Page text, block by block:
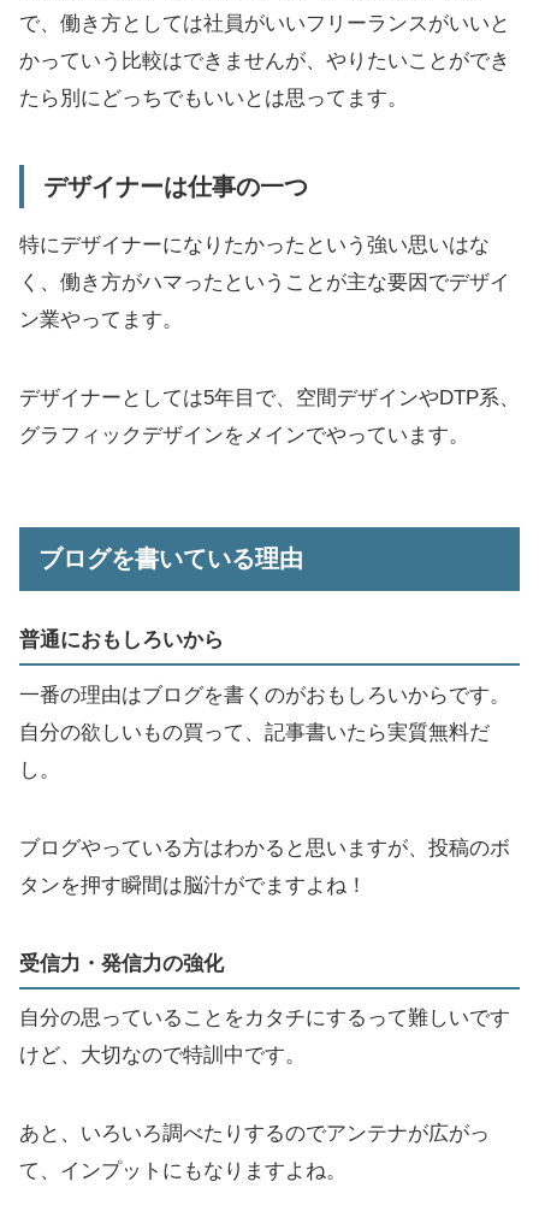
で、働き方としては社員がいいフリーランスがいいと
かっていう比較はできませんが、やりたいことができ
たら別にどっちでもいいとは思ってます。
デザイナーは仕事の一つ
特にデザイナーになりたかったという強い思いはな
く、働き方がハマったということが主な要因でデザイ
ン業やってます。
デザイナーとしては5年目で、空間デザインやDTP系、
グラフィックデザインをメインでやっています。
ブログを書いている理由
普通におもしろいから
一番の理由はブログを書くのがおもしろいからです。
自分の欲しいもの買って、記事書いたら実質無料だ
し。
ブログやっている方はわかると思いますが、投稿のボ
タンを押す瞬間は脳汁がでますよね！
受信力・発信力の強化
自分の思っていることをカタチにするって難しいです
けど、大切なので特訓中です。
あと、いろいろ調べたりするのでアンテナが広がっ
て、インプットにもなりますよね。